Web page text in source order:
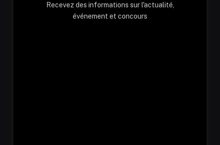
Recevez des informations sur l'actualité,
événement et concours